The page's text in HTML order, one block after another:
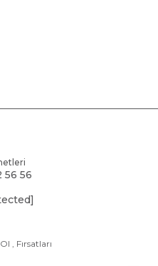
56 56
, Fırsatları